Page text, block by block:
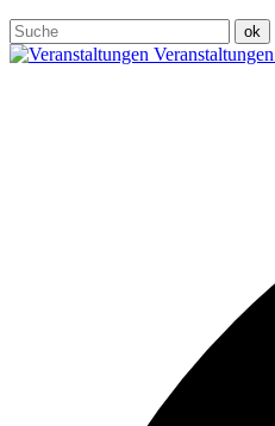
Veranstaltungen